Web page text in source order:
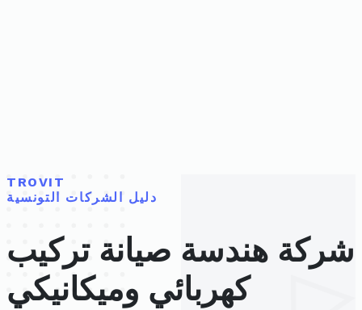
TROVIT
دليل الشركات التونسية
شركة هندسة صيانة تركيب
كهربائي وميكانيكي